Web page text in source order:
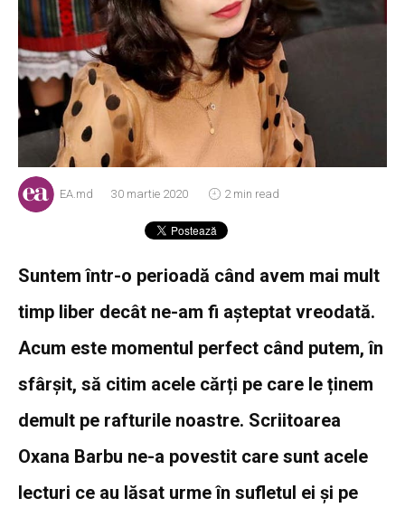
EA.md 30 martie 2020 2 min read
Suntem într-o perioadă când avem mai mult
timp liber decât ne-am fi așteptat vreodată.
Acum este momentul perfect când putem, în
sfârșit, să citim acele cărți pe care le ținem
demult pe rafturile noastre. Scriitoarea
Oxana Barbu ne-a povestit care sunt acele
lecturi ce au lăsat urme în sufletul ei și pe